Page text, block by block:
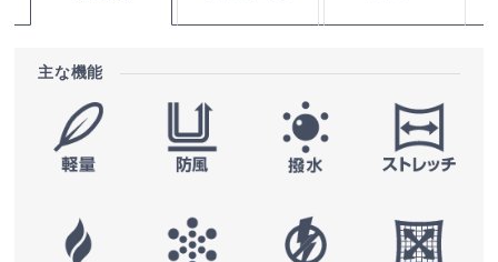
主な機能